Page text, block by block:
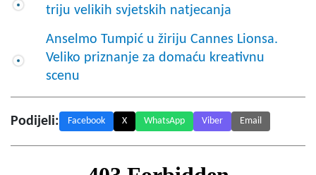
triju velikih svjetskih natjecanja
Anselmo Tumpić u žiriju Cannes Lionsa.
Veliko priznanje za domaću kreativnu
scenu
Podijeli: Facebook X WhatsApp Viber Email